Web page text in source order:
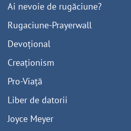
Ai nevoie de rugăciune?
Rugaciune-Prayerwall
Devoțional
Creaționism
Pro-Viață
Liber de datorii
Joyce Meyer